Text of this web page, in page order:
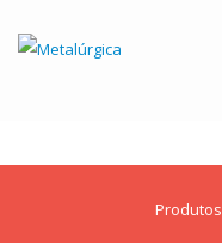
Produtos